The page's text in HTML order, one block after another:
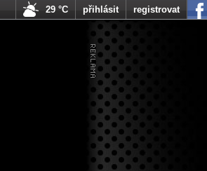
29 °C přihlásit registrovat